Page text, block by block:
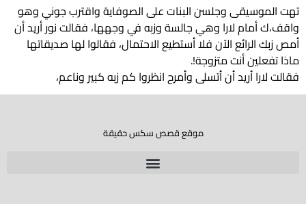
وجلسن البنات على الصوفاية واقترب جوني وهو
أمام لارا وهي جالسة وزبه في وجهها، فقالت نور أريد أن
الرائع الآن فلا أستطيع الاحتمال، فقالوا لها صديقاتها
أنت متزوجة!.
أريد أن أتسلى وأمرح انظروا كم زبه كبير وناعم،
موقع قصص سكس حقيقة